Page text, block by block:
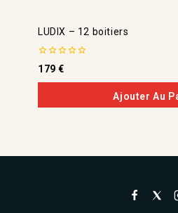
LUDIX – 12 boitiers
0
de
5
179€
Ajouter Au